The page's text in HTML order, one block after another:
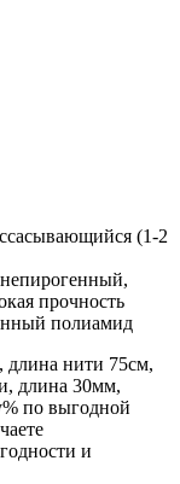
(1-2
прочность
полиамид
нити 75см,
длина 30мм,
по выгодной
и